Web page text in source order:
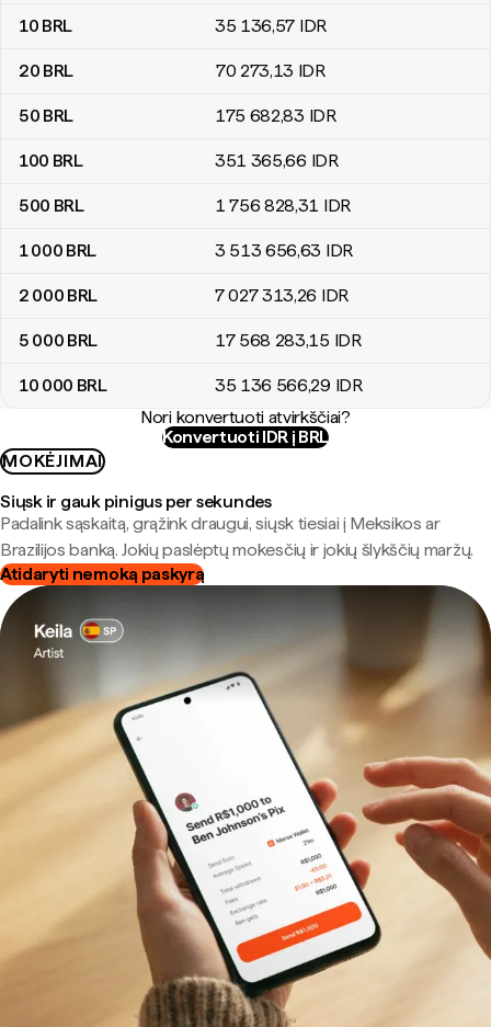
10 BRL 35 136,57 IDR
20 BRL 70 273,13 IDR
50 BRL 175 682,83 IDR
100 BRL 351 365,66 IDR
500 BRL 1 756 828,31 IDR
1 000 BRL 3 513 656,63 IDR
2 000 BRL 7 027 313,26 IDR
5 000 BRL 17 568 283,15 IDR
10 000 BRL 35 136 566,29 IDR
Nori konvertuoti atvirkščiai?
Konvertuoti IDR į BRL
MOKĖJIMAI
Siųsk ir gauk pinigus per sekundes
Padalink sąskaitą, grąžink draugui, siųsk tiesiai į Meksikos ar
Brazilijos banką. Jokių paslėptų mokesčių ir jokių šlykščių maržų.
Atidaryti nemoką paskyrą